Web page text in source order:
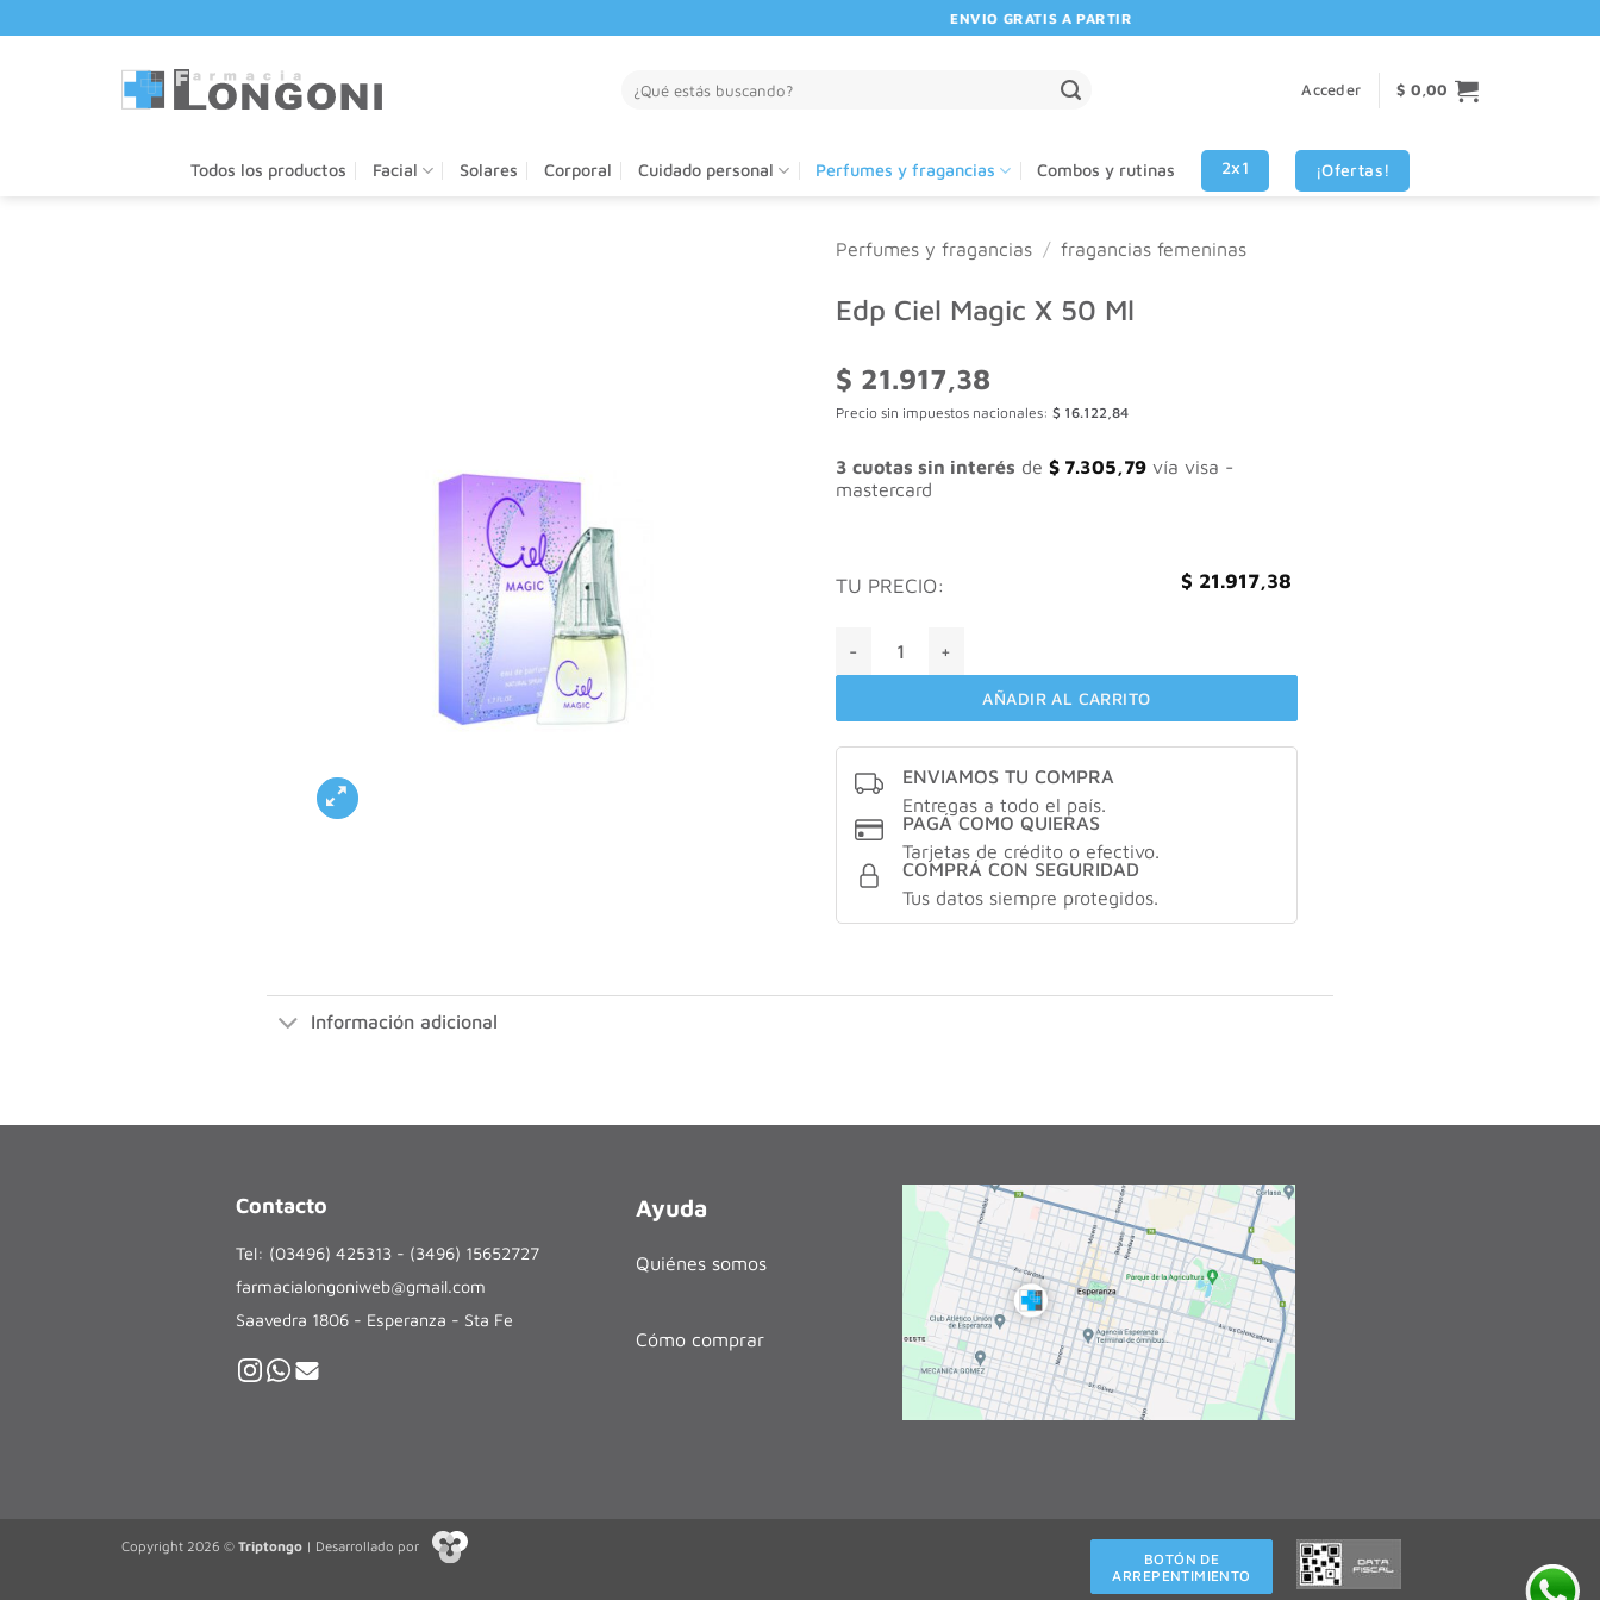
al
ENVIO GRATIS A PARTIR DE $80.000! 🚚 | 💳 3 CUOTAS SIN INTERES VISA - MASTERCARD
por:
Acceder $ 0,00
Todos los productos Facial Solares Corporal Cuidado personal Perfumes y fragancias Combos y rutinas 2x1 ¡Ofertas!
Perfumes y fragancias / fragancias femeninas
Edp Ciel Magic X 50 Ml
$ 21.917,38
Precio sin impuestos nacionales: $ 16.122,84
3 cuotas sin interés de $ 7.305,79 vía visa -
mastercard
TU PRECIO: $ 21.917,38
AÑADIR AL CARRITO
ENVIAMOS TU COMPRA
Entregas a todo el país.
PAGÁ COMO QUIERAS
Tarjetas de crédito o efectivo.
COMPRÁ CON SEGURIDAD
Tus datos siempre protegidos.
Información adicional
Contacto
Tel: (03496) 425313 - (3496) 15652727
farmacialongoniweb@gmail.com
Saavedra 1806 - Esperanza - Sta Fe
Ayuda
Quiénes somos
Cómo comprar
BOTÓN DE
ARREPENTIMIENTO
Copyright 2026 © Triptongo | Desarrollado por